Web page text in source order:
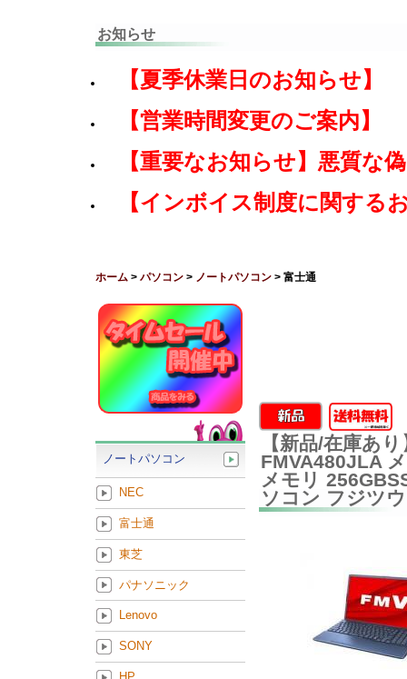
お知らせ
【夏季休業日のお知らせ】
【営業時間変更のご案内】
【重要なお知らせ】悪質な
【インボイス制度に関する
ホーム > パソコン > ノートパソコン > 富士通
【新品/在庫あ
FMVA480JLA
メモリ
ソコン フジツウ
ノートパソコン
NEC
富士通
東芝
パナソニック
Lenovo
SONY